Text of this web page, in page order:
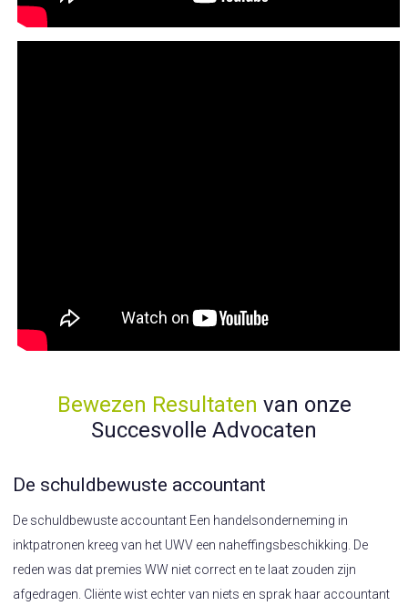
Bewezen Resultaten van onze
Succesvolle Advocaten
De schuldbewuste accountant
De schuldbewuste accountant Een handelsonderneming in
inktpatronen kreeg van het UWV een naheffingsbeschikking. De
reden was dat premies WW niet correct en te laat zouden zijn
afgedragen. Cliënte wist echter van niets en sprak haar accountant